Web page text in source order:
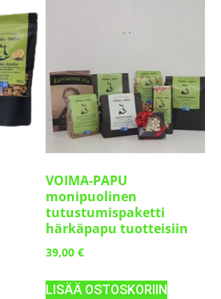
VOIMA-PAPU
monipuolinen
tutustumispaketti
härkäpapu tuotteisiin
39,00 €
LISÄÄ OSTOSKORIIN